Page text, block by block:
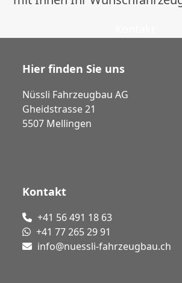
Hier finden Sie uns
Nüssli Fahrzeugbau AG
Gheidstrasse 21
5507 Mellingen
Kontakt
+41 56 491 18 63
+41 77 265 29 91
info@nuessli-fahrzeugbau.ch